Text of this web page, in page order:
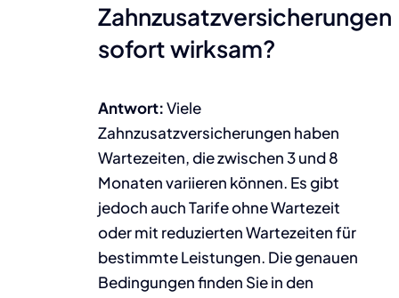
Zahnzusatzversicherungen
sofort wirksam?
Antwort:Viele
Zahnzusatzversicherungen haben
Wartezeiten, die zwischen 3 und 8
Monaten variieren können. Es gibt
jedoch auch Tarife ohne Wartezeit
oder mit reduzierten Wartezeiten für
bestimmte Leistungen. Die genauen
Bedingungen finden Sie in den